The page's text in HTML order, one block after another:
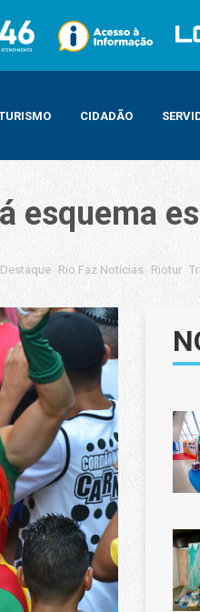
CIDADÃO
esquema
Rio Faz Notícias Riotur